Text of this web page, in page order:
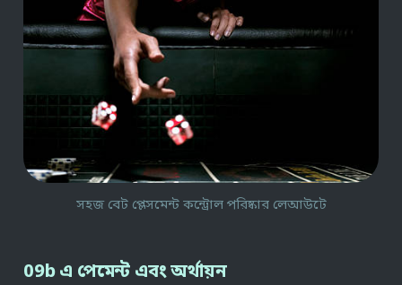
সহজ বেট প্লেসমেন্ট কন্ট্রোল পরিষ্কার লেআউটে
09b এ পেমেন্ট এবং অর্থায়ন